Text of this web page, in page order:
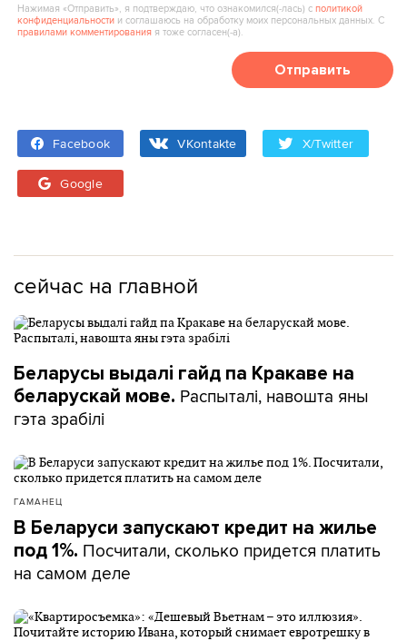
Нажимая «Отправить», я подтверждаю, что ознакомился(‑лась) сполитикой
конфиденциальности и соглашаюсь на обработку моих персональных данных. С
правилами комментирования я тоже согласен(‑а).
Отправить
Facebook VKontakte X/Twitter
Google
сейчас на главной
Беларусы выдалі гайд па Кракаве на
беларускай мове. Распыталі, навошта яны
гэта зрабілі
ГАМАНЕЦ
В Беларуси запускают кредит на жилье
под 1%. Посчитали, сколько придется платить
на самом деле